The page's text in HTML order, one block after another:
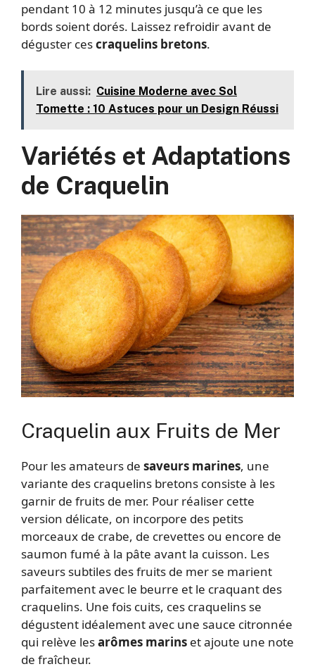
pendant 10 à 12 minutes jusqu’à ce que les
bords soient dorés. Laissez refroidir avant de
déguster cescraquelins bretons.
Lire aussi: Cuisine Moderne avec Sol
Tomette : 10 Astuces pour un Design Réussi
Variétés et Adaptations
de Craquelin
Craquelin aux Fruits de Mer
Pour les amateurs de saveurs marines, une
variante des craquelins bretons consiste à les
garnir de fruits de mer. Pour réaliser cette
version délicate, on incorpore des petits
morceaux de crabe, de crevettes ou encore de
saumon fumé à la pâte avant la cuisson. Les
saveurs subtiles des fruits de mer se marient
parfaitement avec le beurre et le craquant des
craquelins. Une fois cuits, ces craquelins se
dégustent idéalement avec une sauce citronnée
qui relève lesarômes marins et ajoute une note
de fraîcheur.